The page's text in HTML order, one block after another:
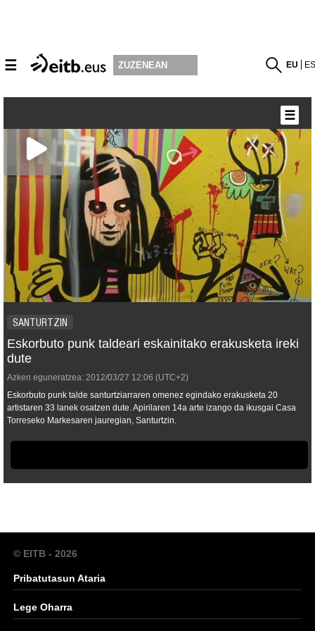
☰ ZUZENEAN EU
SANTURTZIN
Eskorbuto punk taldeari eskainitako erakusketa ireki
dute
Azken eguneratzea: 2012/03/27 12:06 (UTC+2)
Eskorbuto punk talde santurtziarraren omenez egindako erakusketa 20
artistaren 33 lanek osatzen dute. Apirilaren 14a arte izango da ikusgai Casa
Torreseko Markesaren jauregian, Santurtzin.
☰
© EITB - 2026
Pribatutasun Ataria
Lege Oharra